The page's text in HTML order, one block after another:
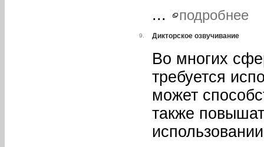
...
подробнее
9. Дикторское озвучивание
Во многих
требуется
может
также